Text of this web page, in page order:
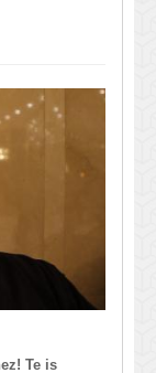
Te is